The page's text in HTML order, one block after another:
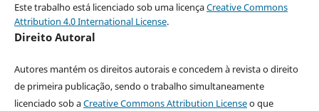
Este trabalho está licenciado sob uma licençaCreative Commons
Attribution 4.0 International License.
Direito Autoral
Autores mantém os direitos autorais e concedem à revista o direito
de primeira publicação, sendo o trabalho simultaneamente
licenciado sob aCreative Commons Attribution Licenseo que